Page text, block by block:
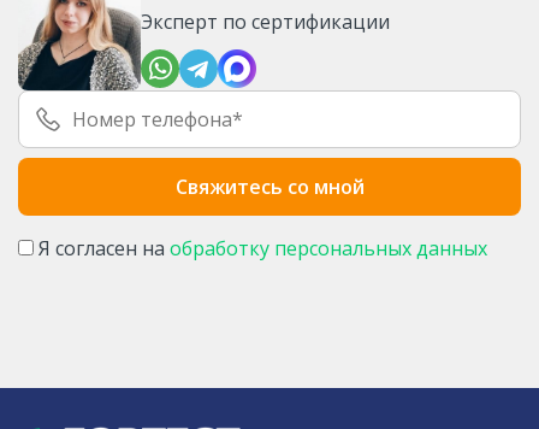
Эксперт по сертификации
Я согласен на обработку персональных данных